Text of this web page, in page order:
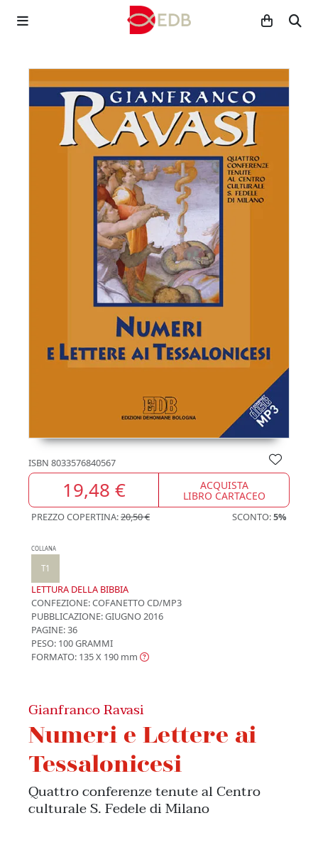
ISBN 8033576840567
19,48 € ACQUISTA
LIBRO CARTACEO
PREZZO COPERTINA:20,50 € SCONTO:5%
COLLANA
T1
LETTURA DELLA BIBBIA
CONFEZIONE:COFANETTO CD/MP3
PUBBLICAZIONE:GIUGNO 2016
PAGINE: 36
PESO: 100 GRAMMI
FORMATO: 135 X 190 mm
Gianfranco Ravasi
Numeri e Lettere ai
Tessalonicesi
Quattro conferenze tenute al Centro
culturale S. Fedele di Milano